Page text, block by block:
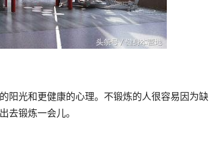
阳光和更健康的心理。不锻炼的人很容易因为缺
去锻炼一会儿。